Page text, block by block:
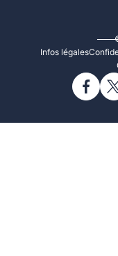
Infos légales